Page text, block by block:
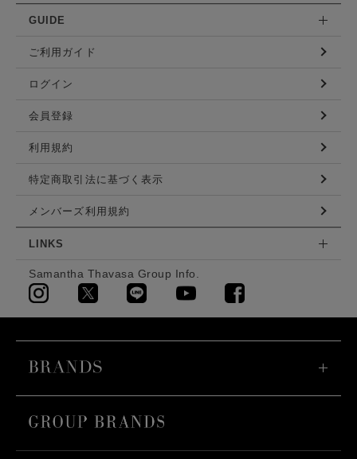
GUIDE
ご利用ガイド
ログイン
会員登録
利用規約
特定商取引法に基づく表示
メンバーズ利用規約
LINKS
Samantha Thavasa Group Info.